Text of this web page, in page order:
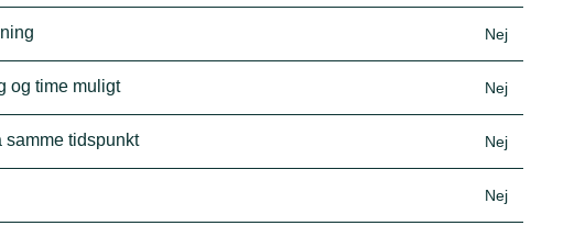
Nej
og time muligt Nej
tidspunkt Nej
Nej